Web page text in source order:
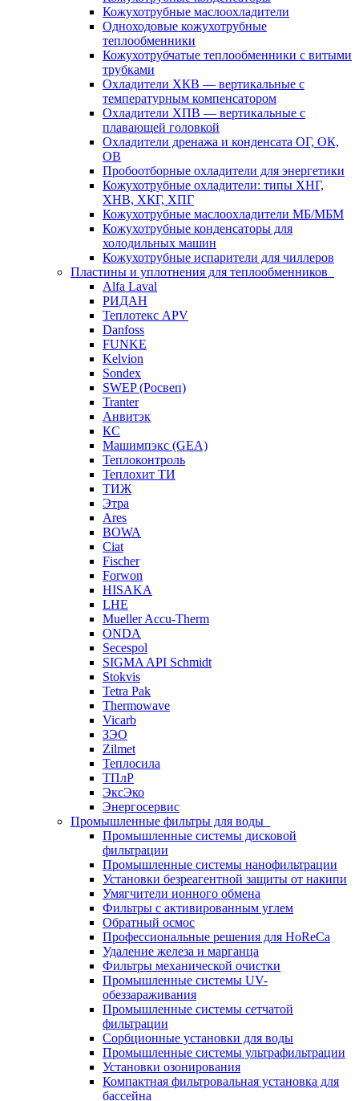
Кожухотрубные маслоохладители
Одноходовые кожухотрубные
теплообменники
Кожухотрубчатые теплообменники с витыми
трубками
Охладители ХКВ — вертикальные с
температурным компенсатором
Охладители ХПВ — вертикальные с
плавающей головкой
Охладители дренажа и конденсата ОГ, ОК,
ОВ
Пробоотборные охладители для энергетики
Кожухотрубные охладители: типы ХНГ,
ХНВ, ХКГ, ХПГ
Кожухотрубные маслоохладители МБ/МБМ
Кожухотрубные конденсаторы для
холодильных машин
Кожухотрубные испарители для чиллеров
Пластины и уплотнения для теплообменников
Alfa Laval
РИДАН
Теплотекс APV
Danfoss
FUNKE
Kelvion
Sondex
SWEP (Росвеп)
Tranter
Анвитэк
КС
Машимпэкс (GEA)
Теплоконтроль
Теплохит ТИ
ТИЖ
Этра
Ares
BOWA
Ciat
Fischer
Forwon
HISAKA
LHE
Mueller Accu-Therm
ONDA
Secespol
SIGMA API Schmidt
Stokvis
Tetra Pak
Thermowave
Vicarb
ЗЭО
Zilmet
Теплосила
ТПлР
ЭксЭко
Энергосервис
Промышленные фильтры для воды
Промышленные системы дисковой
фильтрации
Промышленные системы нанофильтрации
Установки безреагентной защиты от накипи
Умягчители ионного обмена
Фильтры с активированным углем
Обратный осмос
Профессиональные решения для HoReCa
Удаление железа и марганца
Фильтры механической очистки
Промышленные системы UV-
обеззараживания
Промышленные системы сетчатой
фильтрации
Сорбционные установки для воды
Промышленные системы ультрафильтрации
Установки озонирования
Компактная фильтровальная установка для
бассейна